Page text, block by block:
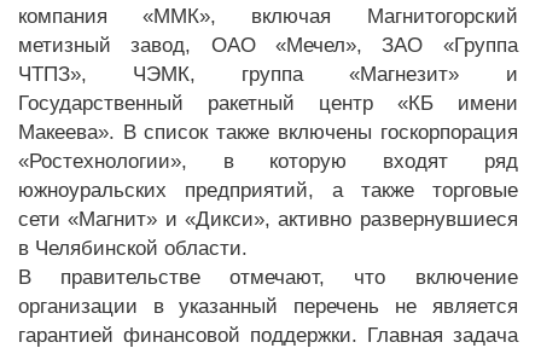
компания «ММК», включая Магнитогорский
метизный завод, ОАО «Мечел», ЗАО «Группа
ЧТПЗ», ЧЭМК, группа «Магнезит» и
Государственный ракетный центр «КБ имени
Макеева». В список также включены госкорпорация
«Ростехнологии», в которую входят ряд
южноуральских предприятий, а также торговые
сети «Магнит» и «Дикси», активно развернувшиеся
в Челябинской области.
В правительстве отмечают, что включение
организации в указанный перечень не является
гарантией финансовой поддержки. Главная задача